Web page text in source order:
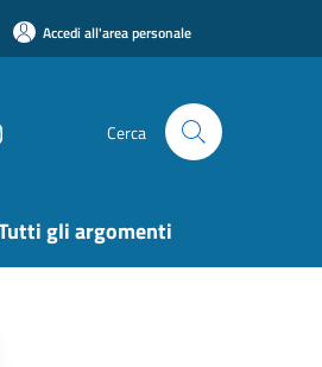
Accedi all'area personale
Cerca
gli argomenti